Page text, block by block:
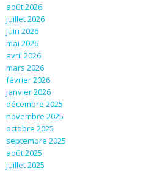
août 2026
juillet 2026
juin 2026
mai 2026
avril 2026
mars 2026
février 2026
janvier 2026
décembre 2025
novembre 2025
octobre 2025
septembre 2025
août 2025
juillet 2025